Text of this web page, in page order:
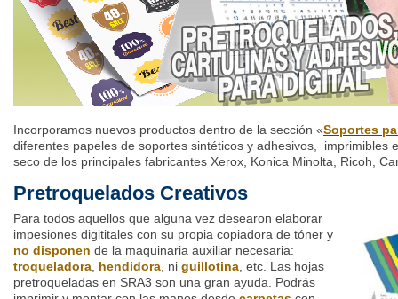
Incorporamos nuevos productos dentro de la sección «Soportes
diferentes papeles de soportes sintéticos y adhesivos, imprimibles
seco de los principales fabricantes Xerox, Konica Minolta, Ricoh,
Pretroquelados Creativos
Para todos aquellos que alguna vez desearon elaborar
impesiones digititales con su propia copiadora de tóner y
no disponen de la maquinaria auxiliar necesaria:
troqueladora hendidora , ni guillotina , etc. Las hojas
pretroqueladas en SRA3 son una gran ayuda. Podrás